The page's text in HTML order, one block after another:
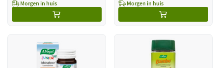
Morgen in huis Morgen in huis